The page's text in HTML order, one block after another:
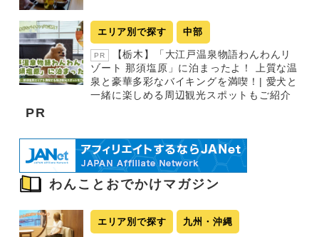
エリア別で探す 中部
PR
【栃木】「大江戸温泉物語わんわんリ
ゾート 那須塩原」に泊まったよ！ 上質な温
泉と豪華多彩なバイキングを満喫！| 愛犬と
一緒に楽しめる周辺観光スポットもご紹介
PR
わんことおでかけマガジン
エリア別で探す 九州・沖縄